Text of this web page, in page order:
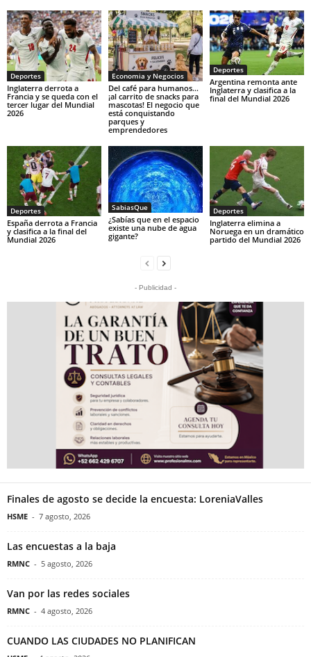
Deportes
Inglaterra derrota a
Francia y se queda con el
tercer lugar del Mundial
2026
Economia y Negocios
Del café para humanos…
¡al carrito de snacks para
mascotas! El negocio que
está conquistando
parques y
emprendedores
Deportes
Argentina remonta ante
Inglaterra y clasifica a la
final del Mundial 2026
Deportes
España derrota a Francia
y clasifica a la final del
Mundial 2026
SabiasQue
¿Sabías que en el espacio
existe una nube de agua
gigante?
Deportes
Inglaterra elimina a
Noruega en un dramático
partido del Mundial 2026
- Publicidad -
Finales de agosto se decide la encuesta: LoreniaValles
HSME - 7 agosto, 2026
Las encuestas a la baja
RMNC - 5 agosto, 2026
Van por las redes sociales
RMNC - 4 agosto, 2026
CUANDO LAS CIUDADES NO PLANIFICAN